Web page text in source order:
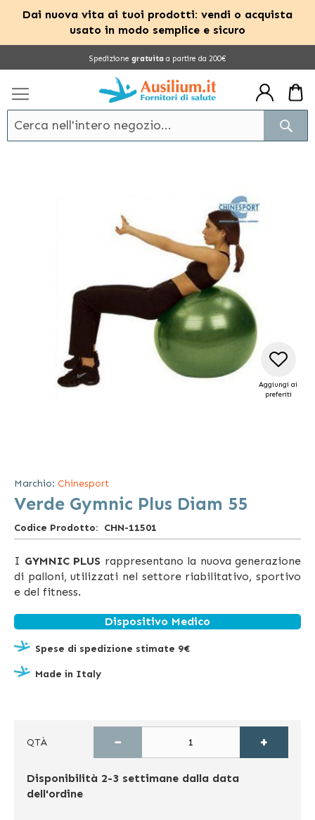
Dai nuova vita ai tuoi prodotti: vendi o acquista
usato in modo semplice e sicuro
Spedizione gratuita a partire da 200€
galleria
di
Aggiungi ai
preferiti
Marchio: Chinesport
Verde Gymnic Plus Diam 55
Codice Prodotto CHN-11501
I GYMNIC PLUS rappresentano la nuova generazione
di palloni, utilizzati nel settore riabilitativo, sportivo
e del fitness.
Dispositivo Medico
Spese di spedizione stimate 9€
Made in Italy
QTÀ − +
Disponibilità 2-3 settimane dalla data
dell'ordine